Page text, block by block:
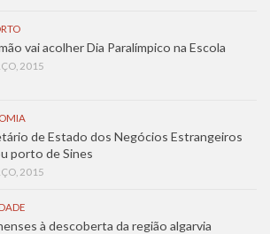
vai acolher Dia Paralímpico na Escola
2015
de Estado dos Negócios Estrangeiros
porto de Sines
2015
à descoberta da região algarvia